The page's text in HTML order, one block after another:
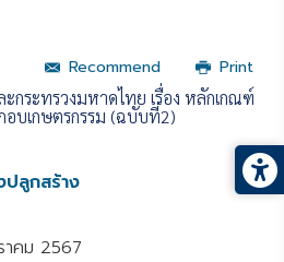
Recommend
Print
ะกระทรวงมหาดไทย เรื่อง หลักเกณฑ์
อบเกษตรกรรม (ฉบับที่2)
ลูกสร้าง
คม 2567